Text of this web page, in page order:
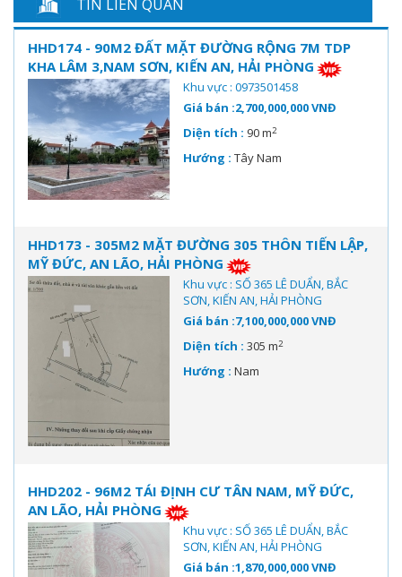
TIN LIÊN QUAN
HHD174 - 90M2 ĐẤT MẶT ĐƯỜNG RỘNG 7M TDP
KHA LÂM 3,NAM SƠN, KIẾN AN, HẢI PHÒNG
Khu vực : 0973501458
Giá bán :2,700,000,000 VNĐ
Diện tích : 90 m2
Hướng : Tây Nam
HHD173 - 305M2 MẶT ĐƯỜNG 305 THÔN TIẾN LẬP,
MỸ ĐỨC, AN LÃO, HẢI PHÒNG
Khu vực : SỐ 365 LÊ DUẨN, BẮC
SƠN, KIẾN AN, HẢI PHÒNG
Giá bán :7,100,000,000 VNĐ
Diện tích : 305 m2
Hướng : Nam
HHD202 - 96M2 TÁI ĐỊNH CƯ TÂN NAM, MỸ ĐỨC,
AN LÃO, HẢI PHÒNG
Khu vực : SỐ 365 LÊ DUẨN, BẮC
SƠN, KIẾN AN, HẢI PHÒNG
Giá bán :1,870,000,000 VNĐ